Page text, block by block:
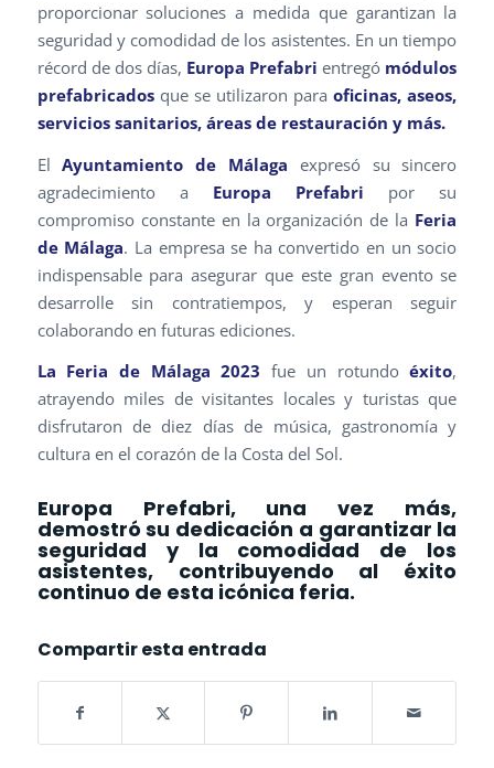
proporcionar soluciones a medida que garantizan la
seguridad y comodidad de los asistentes. En un tiempo
récord de dos días, Europa Prefabri entregó módulos
prefabricadosque se utilizaron paraoficinas, aseos,
servicios sanitarios, áreas de restauración y más.
ElAyuntamiento de Málaga expresó su sincero
agradecimiento a Europa Prefabri por su
compromiso constante en la organización de la Feria
de Málaga. La empresa se ha convertido en un socio
indispensable para asegurar que este gran evento se
desarrolle sin contratiempos, y esperan seguir
colaborando en futuras ediciones.
La Feria de Málaga 2023 fue un rotundoéxito,
atrayendo miles de visitantes locales y turistas que
disfrutaron de diez días de música, gastronomía y
cultura en el corazón de la Costa del Sol.
Europa Prefabri, una vez más,
demostró su dedicación a garantizar la
seguridad y la comodidad de los
asistentes, contribuyendo al éxito
continuo de esta icónica feria.
Compartir esta entrada